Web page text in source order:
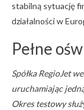
stabilną sytuację
działalności w
Pełne
Spółka RegioJet
uruchamiając
Okres testowy